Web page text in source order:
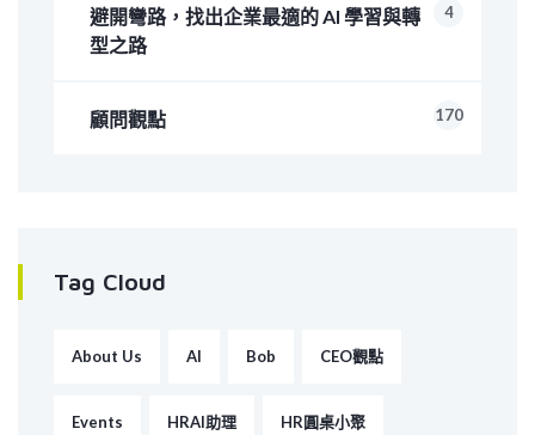
避開彎路，找出企業最適的 AI 學習與轉
型之路
4
顧問觀點 170
Tag Cloud
About Us AI Bob CEO觀點
Events HRAI助理 HR圓桌小聚